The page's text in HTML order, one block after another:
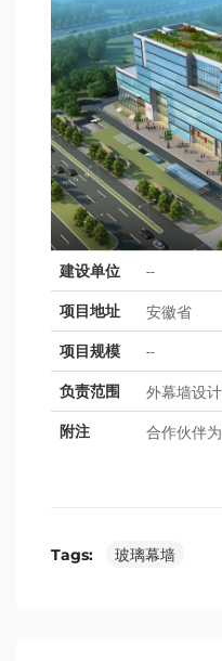
建设单位 --
项目地址 安徽省
项目规模 --
负责范围 外幕墙设计
附注 合作伙伴
Tags: 玻璃幕墙